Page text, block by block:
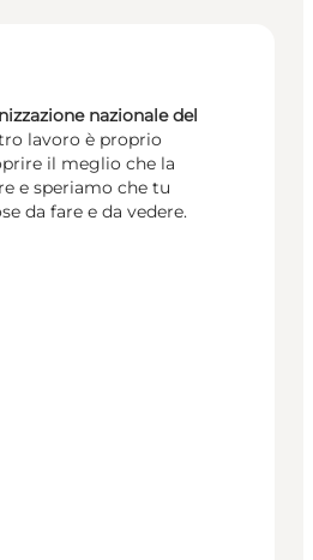
nazionale del
lavoro è proprio
il meglio che la
e speriamo che tu
da fare e da vedere.